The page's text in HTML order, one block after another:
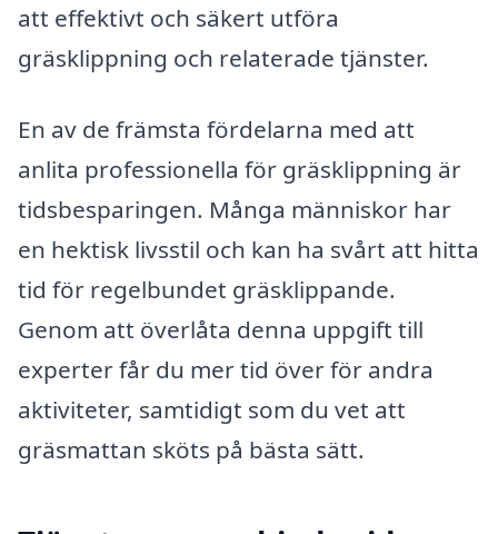
att effektivt och säkert utföra
gräsklippning och relaterade tjänster.
En av de främsta fördelarna med att
anlita professionella för gräsklippning är
tidsbesparingen. Många människor har
en hektisk livsstil och kan ha svårt att hitta
tid för regelbundet gräsklippande.
Genom att överlåta denna uppgift till
experter får du mer tid över för andra
aktiviteter, samtidigt som du vet att
gräsmattan sköts på bästa sätt.